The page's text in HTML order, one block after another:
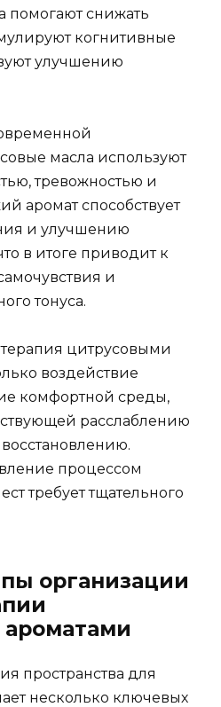
помогают снижать
когнитивные
улучшению
масла используют
тревожностью и
аромат способствует
и улучшению
в итоге приводит к
и
тонуса.
цитрусовыми
воздействие
комфортной среды,
расслаблению
процессом
требует тщательного
организации
пространства для
несколько ключевых